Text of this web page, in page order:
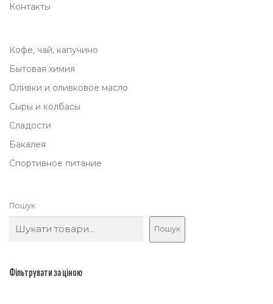
Контакты
Кофе, чай, капучино
Бытовая химия
Оливки и оливковое масло
Сыры и колбасы
Сладости
Бакалея
Спортивное питание
Пошук
Пошук
Фільтрувати за ціною